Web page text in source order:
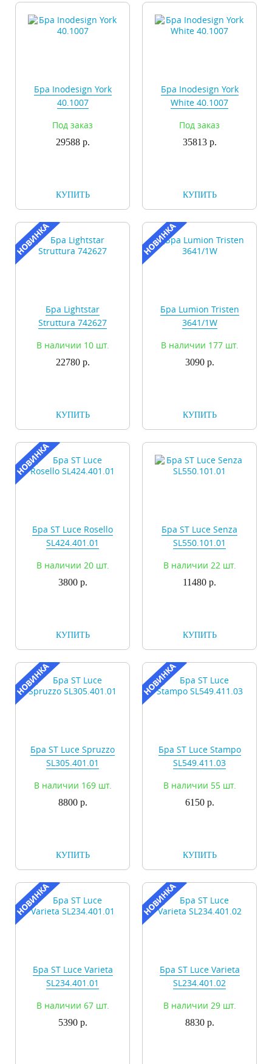
Бра Inodesign York
40.1007
Под заказ
29588 р.
КУПИТЬ
Бра Inodesign York
White 40.1007
Под заказ
35813 р.
КУПИТЬ
Бра Lightstar
Struttura 742627
В наличии 10 шт.
22780 р.
КУПИТЬ
Бра Lumion Tristen
3641/1W
В наличии 177 шт.
3090 р.
КУПИТЬ
Бра ST Luce Rosello
SL424.401.01
В наличии 20 шт.
3800 р.
КУПИТЬ
Бра ST Luce Senza
SL550.101.01
В наличии 22 шт.
11480 р.
КУПИТЬ
Бра ST Luce Spruzzo
SL305.401.01
В наличии 169 шт.
8800 р.
КУПИТЬ
Бра ST Luce Stampo
SL549.411.03
В наличии 55 шт.
6150 р.
КУПИТЬ
Бра ST Luce Varieta
SL234.401.01
В наличии 67 шт.
5390 р.
Бра ST Luce Varieta
SL234.401.02
В наличии 29 шт.
8830 р.